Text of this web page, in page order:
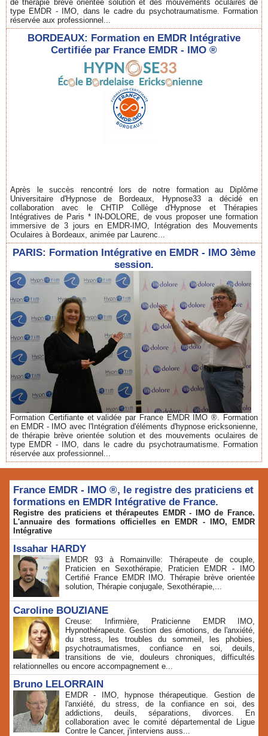
de thérapie brève orientée solution et des mouvements oculaires de
type EMDR - IMO, dans le cadre du psychotraumatisme. Formation
réservée aux professionnel...
BORDEAUX: Formation en EMDR Intégrative
Certifiée par France EMDR - IMO ®
Après le succès rencontré lors de notre formation au Diplôme
Universitaire d'Hypnose de Bordeaux, Hypnose33 a décidé en
collaboration avec le CHTIP Collège d'Hypnose et Thérapies
Intégratives de Paris * IN-DOLORE, de vous proposer une formation
immersive de 3 jours en EMDR-IMO, Intégration des Mouvements
Oculaires à Bordeaux, animée par Laurenc...
PARIS: Formation Intégrative en EMDR - IMO 3ème
session.
Formation Certifiante et validée par France EMDR IMO ®. Formation
en EMDR - IMO avec l'Intégration d'éléments d'hypnose ericksonienne,
de thérapie brève orientée solution et des mouvements oculaires de
type EMDR - IMO, dans le cadre du psychotraumatisme. Formation
réservée aux professionnel...
France EMDR - IMO ®, le registre des praticiens et
formations en EMDR Intégrative de France.
Registre des praticiens et thérapeutes EMDR - IMO de France.
L'annuaire des formations officielles en EMDR - IMO, EMDR
Intégrative
Issahar HARDY
EMDR 93 à Romainville: Thérapeute de couple,
Praticien en Sexothérapie, Praticien EMDR - IMO
Certifié France EMDR IMO. Thérapie brève orientée
solution, Thérapie conjugale, Sexothérapie,...
Caroline BOUZIANE
Creuse: Infirmière, Praticienne EMDR IMO,
Hypnothérapeute. Gestion des émotions, de l'anxiété,
du stress, les troubles du sommeil, les phobies,
psychotraumatismes, confiance en soi, deuils,
transitions de vie, douleurs chroniques, difficultés
relationnelles ou encore accompagnement e...
Bruno LELORRAIN
EMDR - IMO, hypnose thérapeutique. Gestion de
l'anxiété, du stress, de la confiance en soi, des
addictions, deuils, séparations, divorces. En
collaboration avec le comité départemental de Ligue
Contre le Cancer, j'interviens auss...